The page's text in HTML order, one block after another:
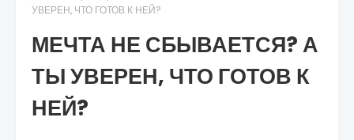
УВЕРЕН, ЧТО ГОТОВ К НЕЙ?
МЕЧТА НЕ СБЫВАЕТСЯ? А
ТЫ УВЕРЕН, ЧТО ГОТОВ К
НЕЙ?